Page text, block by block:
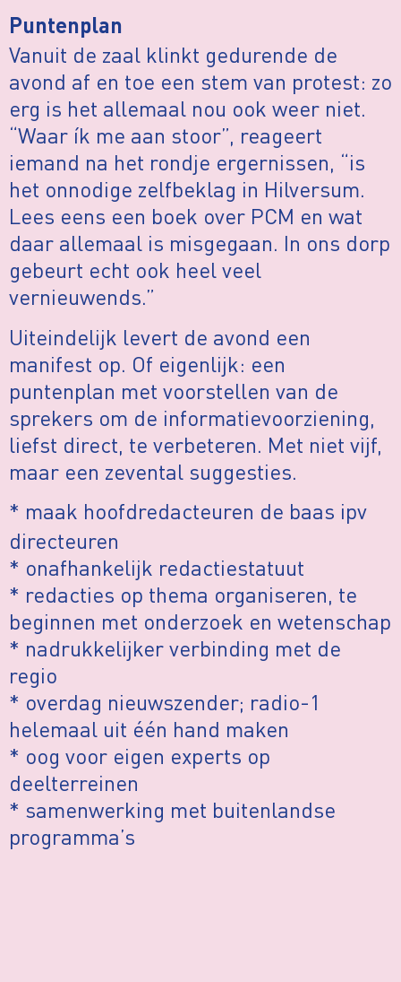
Puntenplan
Vanuit de zaal klinkt gedurende de
avond af en toe een stem van protest: zo
erg is het allemaal nou ook weer niet.
“Waar ík me aan stoor”, reageert
iemand na het rondje ergernissen, “is
het onnodige zelfbeklag in Hilversum.
Lees eens een boek over PCM en wat
daar allemaal is misgegaan. In ons dorp
gebeurt echt ook heel veel
vernieuwends.”
Uiteindelijk levert de avond een
manifest op. Of eigenlijk: een
puntenplan met voorstellen van de
sprekers om de informatievoorziening,
liefst direct, te verbeteren. Met niet vijf,
maar een zevental suggesties.
* maak hoofdredacteuren de baas ipv
directeuren
* onafhankelijk redactiestatuut
* redacties op thema organiseren, te
beginnen met onderzoek en wetenschap
* nadrukkelijker verbinding met de
regio
* overdag nieuwszender; radio-1
helemaal uit één hand maken
* oog voor eigen experts op
deelterreinen
* samenwerking met buitenlandse
programma’s